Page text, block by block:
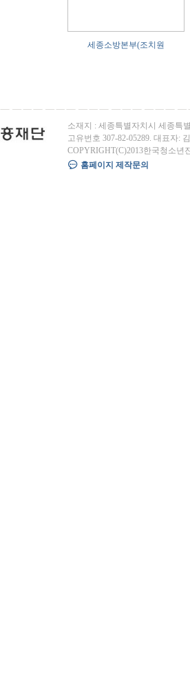
세종소방본부(조치원
소재지 : 세종특별자치시 세종특
고유번호 307-82-05289. 대표자:
COPYRIGHT(C)2013한국청소년
홈페이지 제작문의